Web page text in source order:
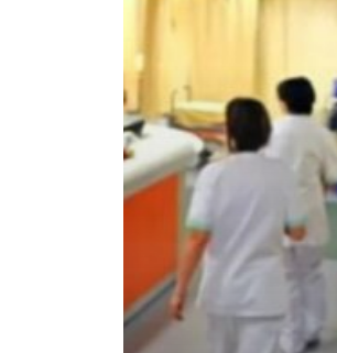
adesso
avanti
con
il
confronto
sullo
rete
territoriale